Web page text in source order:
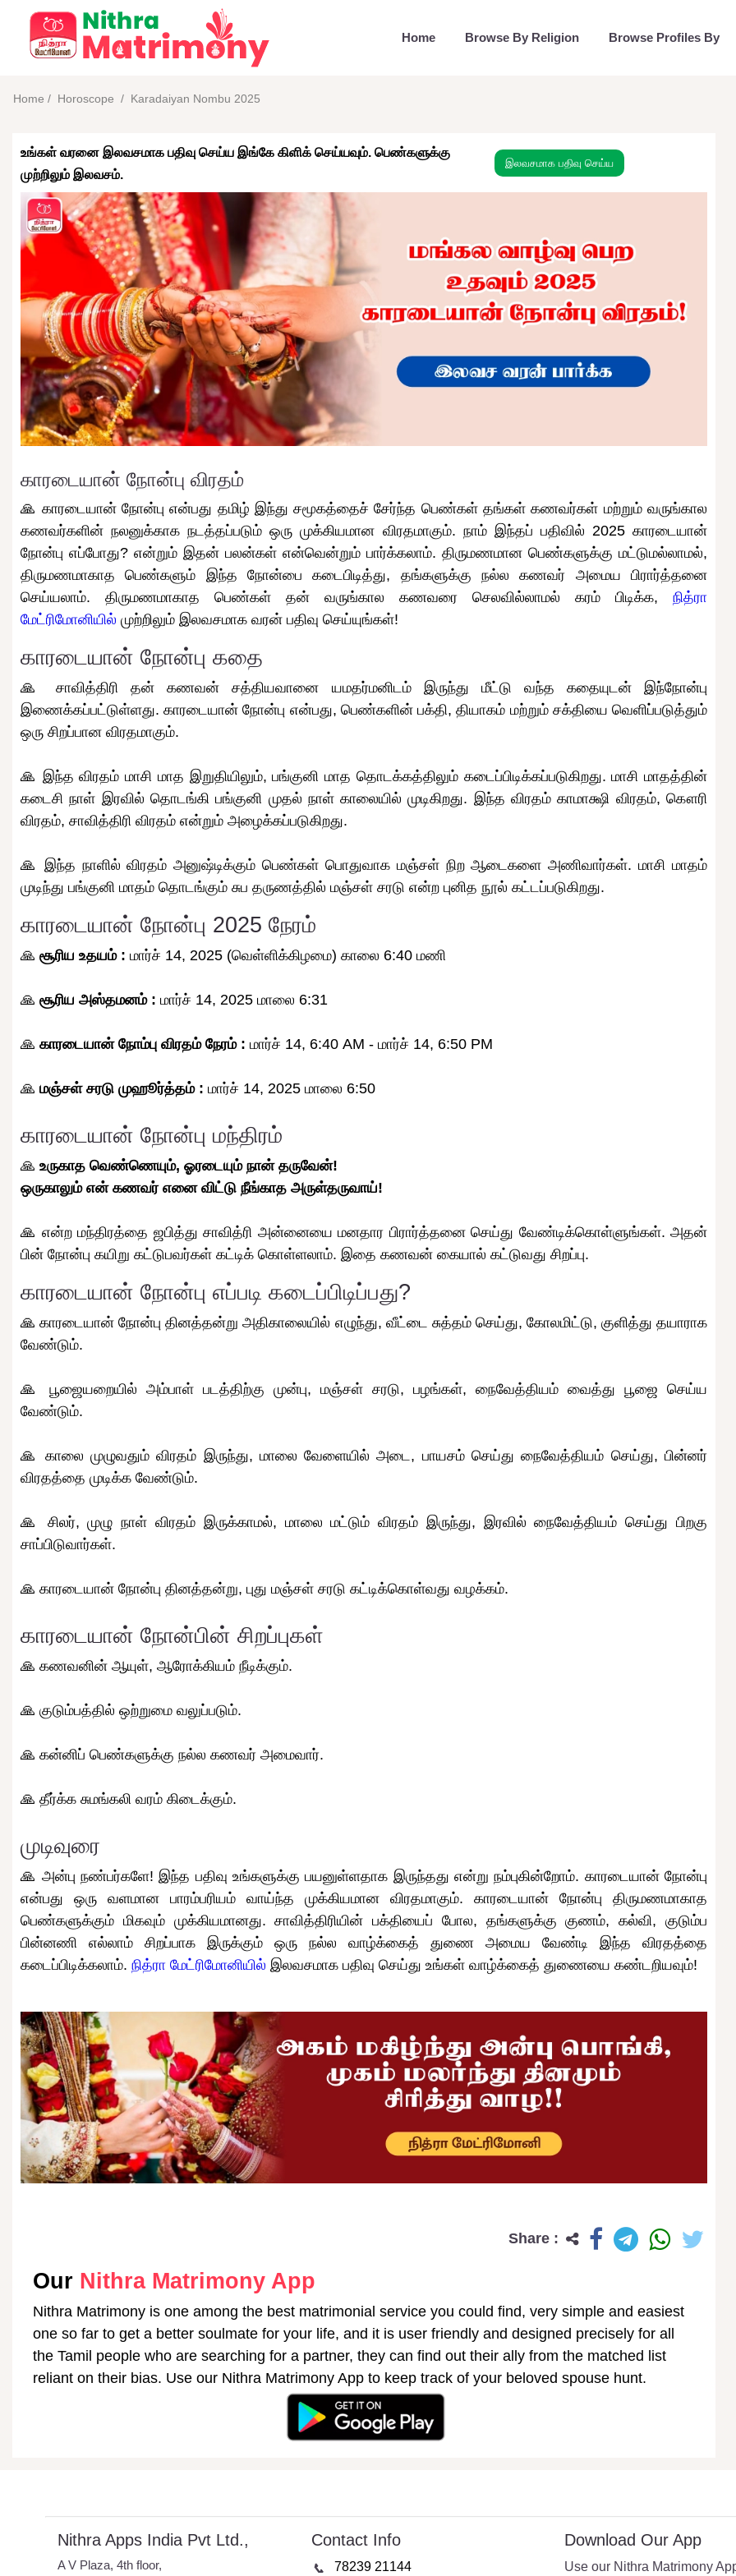
Home Browse By Religion Browse Profiles By
Home / Horoscope / Karadaiyan Nombu 2025
உங்கள் வரனை இலவசமாக பதிவு செய்ய இங்கே கிளிக் செய்யவும். பெண்களுக்கு
முற்றிலும் இலவசம்.
இலவசமாக பதிவு செய்ய
காரடையான் நோன்பு விரதம்
🙏 காரடையான் நோன்பு என்பது தமிழ் இந்து சமூகத்தைச் சேர்ந்த பெண்கள் தங்கள் கணவர்கள் மற்றும் வருங்கால
கணவர்களின் நலனுக்காக நடத்தப்படும் ஒரு முக்கியமான விரதமாகும். நாம் இந்தப் பதிவில் 2025 காரடையான்
நோன்பு எப்போது? என்றும் இதன் பலன்கள் என்வென்றும் பார்க்கலாம். திருமணமான பெண்களுக்கு மட்டுமல்லாமல்,
திருமணமாகாத பெண்களும் இந்த நோன்பை கடைபிடித்து, தங்களுக்கு நல்ல கணவர் அமைய பிரார்த்தனை
செய்யலாம். திருமணமாகாத பெண்கள் தன் வருங்கால கணவரை செலவில்லாமல் கரம் பிடிக்க, நித்ரா
மேட்ரிமோனியில் முற்றிலும் இலவசமாக வரன் பதிவு செய்யுங்கள்!
காரடையான் நோன்பு கதை
🙏 சாவித்திரி தன் கணவன் சத்தியவானை யமதர்மனிடம் இருந்து மீட்டு வந்த கதையுடன் இந்நோன்பு
இணைக்கப்பட்டுள்ளது. காரடையான் நோன்பு என்பது, பெண்களின் பக்தி, தியாகம் மற்றும் சக்தியை வெளிப்படுத்தும்
ஒரு சிறப்பான விரதமாகும்.
🙏 இந்த விரதம் மாசி மாத இறுதியிலும், பங்குனி மாத தொடக்கத்திலும் கடைப்பிடிக்கப்படுகிறது. மாசி மாதத்தின்
கடைசி நாள் இரவில் தொடங்கி பங்குனி முதல் நாள் காலையில் முடிகிறது. இந்த விரதம் காமாக்ஷி விரதம், கௌரி
விரதம், சாவித்திரி விரதம் என்றும் அழைக்கப்படுகிறது.
🙏 இந்த நாளில் விரதம் அனுஷ்டிக்கும் பெண்கள் பொதுவாக மஞ்சள் நிற ஆடைகளை அணிவார்கள். மாசி மாதம்
முடிந்து பங்குனி மாதம் தொடங்கும் சுப தருணத்தில் மஞ்சள் சரடு என்ற புனித நூல் கட்டப்படுகிறது.
காரடையான் நோன்பு 2025 நேரம்
🙏 சூரிய உதயம் : மார்ச் 14, 2025 (வெள்ளிக்கிழமை) காலை 6:40 மணி
🙏 சூரிய அஸ்தமனம் : மார்ச் 14, 2025 மாலை 6:31
🙏 காரடையான் நோம்பு விரதம் நேரம் : மார்ச் 14, 6:40 AM - மார்ச் 14, 6:50 PM
🙏 மஞ்சள் சரடு முஹூர்த்தம் : மார்ச் 14, 2025 மாலை 6:50
காரடையான் நோன்பு மந்திரம்
🙏 உருகாத வெண்ணெயும், ஓரடையும் நான் தருவேன்!
ஒருகாலும் என் கணவர் எனை விட்டு நீங்காத அருள்தருவாய்!
🙏 என்ற மந்திரத்தை ஜபித்து சாவித்ரி அன்னையை மனதார பிரார்த்தனை செய்து வேண்டிக்கொள்ளுங்கள். அதன்
பின் நோன்பு கயிறு கட்டுபவர்கள் கட்டிக் கொள்ளலாம். இதை கணவன் கையால் கட்டுவது சிறப்பு.
காரடையான் நோன்பு எப்படி கடைப்பிடிப்பது?
🙏 காரடையான் நோன்பு தினத்தன்று அதிகாலையில் எழுந்து, வீட்டை சுத்தம் செய்து, கோலமிட்டு, குளித்து தயாராக
வேண்டும்.
🙏 பூஜையறையில் அம்பாள் படத்திற்கு முன்பு, மஞ்சள் சரடு, பழங்கள், நைவேத்தியம் வைத்து பூஜை செய்ய
வேண்டும்.
🙏 காலை முழுவதும் விரதம் இருந்து, மாலை வேளையில் அடை, பாயசம் செய்து நைவேத்தியம் செய்து, பின்னர்
விரதத்தை முடிக்க வேண்டும்.
🙏 சிலர், முழு நாள் விரதம் இருக்காமல், மாலை மட்டும் விரதம் இருந்து, இரவில் நைவேத்தியம் செய்து பிறகு
சாப்பிடுவார்கள்.
🙏 காரடையான் நோன்பு தினத்தன்று, புது மஞ்சள் சரடு கட்டிக்கொள்வது வழக்கம்.
காரடையான் நோன்பின் சிறப்புகள்
🙏 கணவனின் ஆயுள், ஆரோக்கியம் நீடிக்கும்.
🙏 குடும்பத்தில் ஒற்றுமை வலுப்படும்.
🙏 கன்னிப் பெண்களுக்கு நல்ல கணவர் அமைவார்.
🙏 தீர்க்க சுமங்கலி வரம் கிடைக்கும்.
முடிவுரை
🙏 அன்பு நண்பர்களே! இந்த பதிவு உங்களுக்கு பயனுள்ளதாக இருந்தது என்று நம்புகின்றோம். காரடையான் நோன்பு
என்பது ஒரு வளமான பாரம்பரியம் வாய்ந்த முக்கியமான விரதமாகும். காரடையான் நோன்பு திருமணமாகாத
பெண்களுக்கும் மிகவும் முக்கியமானது. சாவித்திரியின் பக்தியைப் போல, தங்களுக்கு குணம், கல்வி, குடும்ப
பின்னணி எல்லாம் சிறப்பாக இருக்கும் ஒரு நல்ல வாழ்க்கைத் துணை அமைய வேண்டி இந்த விரதத்தை
கடைப்பிடிக்கலாம். நித்ரா மேட்ரிமோனியில் இலவசமாக பதிவு செய்து உங்கள் வாழ்க்கைத் துணையை கண்டறியவும்!
Share :
Our Nithra Matrimony App
Nithra Matrimony is one among the best matrimonial service you could find, very simple and easiest
one so far to get a better soulmate for your life, and it is user friendly and designed precisely for all
the Tamil people who are searching for a partner, they can find out their ally from the matched list
reliant on their bias. Use our Nithra Matrimony App to keep track of your beloved spouse hunt.
Nithra Apps India Pvt Ltd.,
A V Plaza, 4th floor,
Contact Info
📞 78239 21144
Download Our App
Use our Nithra Matrimony